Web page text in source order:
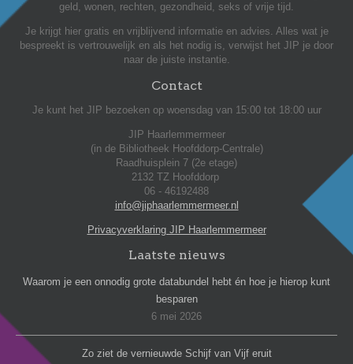
geld, wonen, rechten, gezondheid, seks of vrije tijd.
Je krijgt hier gratis en vrijblijvend informatie en advies. Alles wat je
bespreekt is vertrouwelijk en als het nodig is, verwijst het JIP je door
naar de juiste instantie.
Contact
Je kunt het JIP bezoeken op woensdag van 15:00 tot 18:00 uur
JIP Haarlemmermeer
(in de Bibliotheek Hoofddorp-Centrale)
Raadhuisplein 7 (2e etage)
2132 TZ Hoofddorp
06 - 46192488
info@jiphaarlemmermeer.nl
Privacyverklaring JIP Haarlemmermeer
Laatste nieuws
Waarom je een onnodig grote databundel hebt én hoe je hierop kunt
besparen
6 mei 2026
Zo ziet de vernieuwde Schijf van Vijf eruit